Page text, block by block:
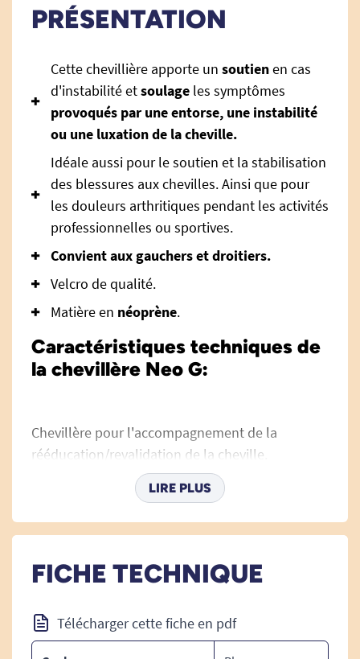
PRÉSENTATION
Cette chevillière apporte un soutienen cas
d'instabilité etsoulage les symptômes
provoqués par une entorse, une instabilité
ou une luxation de la cheville.
Idéale aussi pour le soutien et la stabilisation
des blessures aux chevilles. Ainsi que pour
les douleurs arthritiques pendant les activités
professionnelles ou sportives.
Convient aux gauchers et droitiers.
Velcro de qualité.
Matière en néoprène.
Caractéristiques techniques de
la chevillère Neo G:
Chevillère pour l'accompagnement de la
rééducation/revalidation de la cheville.
Ce produit fournit un support, une compression
ou après les efforts. Grâce notamment à son
portées à tout moment : pendant la revalidation,
LIRE PLUS
FICHE TECHNIQUE
Télécharger cette fiche en pdf